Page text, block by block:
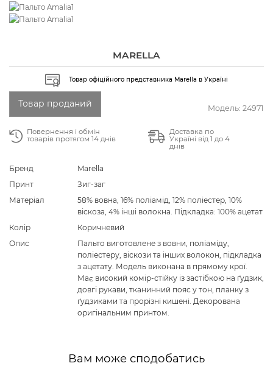
MARELLA
Товар офіційного представника Marella в Україні
Модель: 24971
Товар проданий
Повернення і обмін
товарів протягом 14 днів
Доставка по
Україні від 1 до 4
днів
Бренд
Marella
Принт
Зиг-заг
Матеріал
58% вовна, 16% поліамід, 12% поліестер, 10%
віскоза, 4% інші волокна. Підкладка: 100% ацетат
Колір
Коричневий
Опис
Пальто виготовлене з вовни, поліаміду,
поліестеру, віскози та інших волокон, підкладка
з ацетату. Модель виконана в прямому крої.
Має високий комір-стійку із застібкою на ґудзик,
довгі рукави, тканинний пояс у тон, планку з
ґудзиками та прорізні кишені. Декорована
оригінальним принтом.
Вам може сподобатись